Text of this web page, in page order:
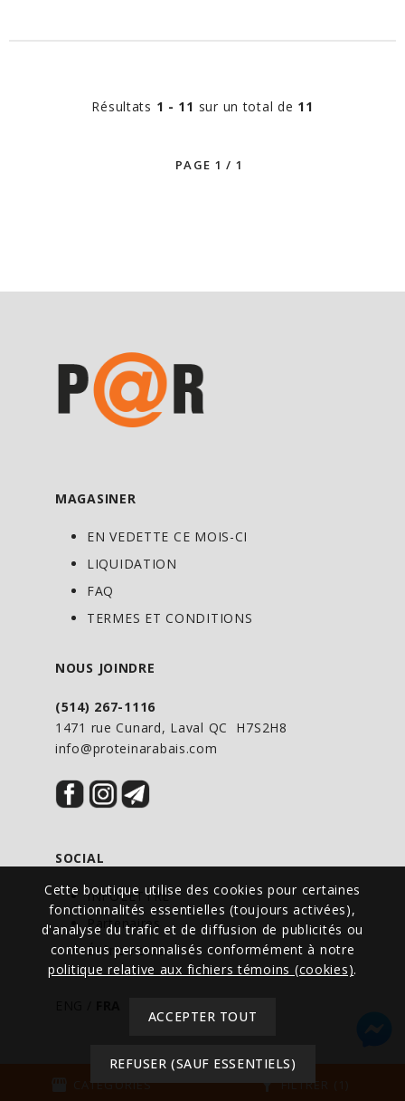
Cette boutique utilise des cookies pour certaines
fonctionnalités essentielles (toujours activées),
d'analyse du trafic et de diffusion de publicités ou
contenus personnalisés conformément à notre
politique relative aux fichiers témoins (cookies).
ACCEPTER TOUT
REFUSER (SAUF ESSENTIELS)
CATÉGORIES filter_alt FILTRER (1)
Résultats 1 - 11 sur un total de 11
MAGASINER
EN VEDETTE CE MOIS-CI
LIQUIDATION
FAQ
TERMES ET CONDITIONS
NOUS JOINDRE
(514) 267-1116
1471 rue Cunard, Laval QC H7S2H8
info@proteinarabais.com
SOCIAL
INFOLETTRE
Partenaires
Événements